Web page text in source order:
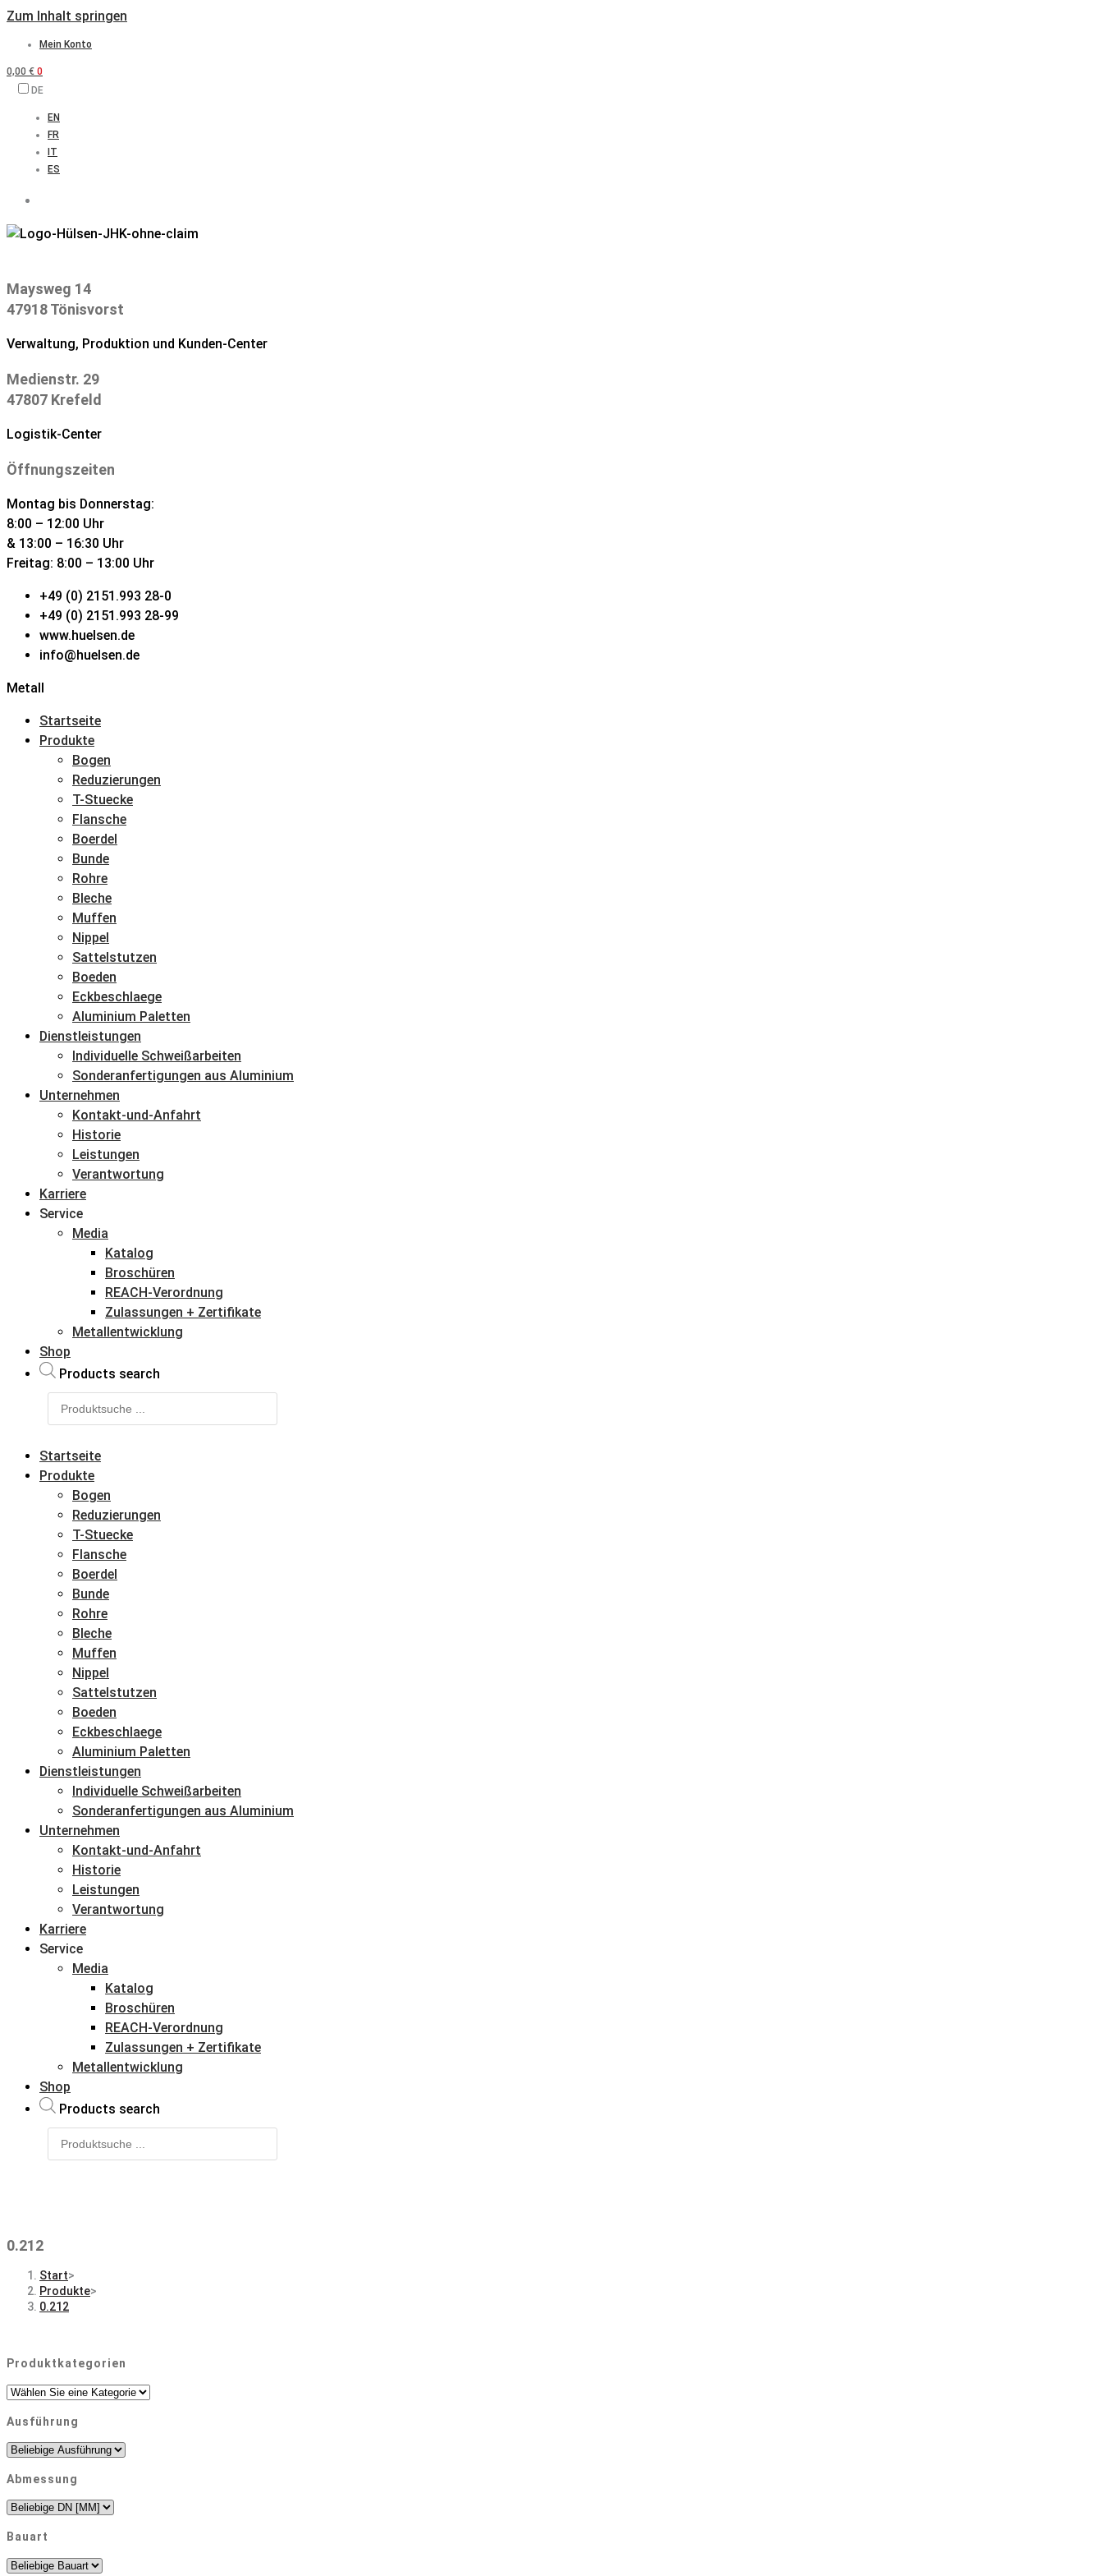
Zum Inhalt springen
Mein Konto
0,00 € 0
DE
EN
FR
IT
ES
Maysweg 14
47918 Tönisvorst
Verwaltung, Produktion und Kunden-Center
Medienstr. 29
47807 Krefeld
Logistik-Center
Öffnungszeiten
Montag bis Donnerstag:
8:00 – 12:00 Uhr
& 13:00 – 16:30 Uhr
Freitag: 8:00 – 13:00 Uhr
+49 (0) 2151.993 28-0
+49 (0) 2151.993 28-99
www.huelsen.de
info@huelsen.de
Metall
Startseite
Produkte
Bogen
Reduzierungen
T-Stuecke
Flansche
Boerdel
Bunde
Rohre
Bleche
Muffen
Nippel
Sattelstutzen
Boeden
Eckbeschlaege
Aluminium Paletten
Dienstleistungen
Individuelle Schweißarbeiten
Sonderanfertigungen aus Aluminium
Unternehmen
Kontakt-und-Anfahrt
Historie
Leistungen
Verantwortung
Karriere
Service
Media
Katalog
Broschüren
REACH-Verordnung
Zulassungen + Zertifikate
Metallentwicklung
Shop
Products search
Startseite
Produkte
Bogen
Reduzierungen
T-Stuecke
Flansche
Boerdel
Bunde
Rohre
Bleche
Muffen
Nippel
Sattelstutzen
Boeden
Eckbeschlaege
Aluminium Paletten
Dienstleistungen
Individuelle Schweißarbeiten
Sonderanfertigungen aus Aluminium
Unternehmen
Kontakt-und-Anfahrt
Historie
Leistungen
Verantwortung
Karriere
Service
Media
Katalog
Broschüren
REACH-Verordnung
Zulassungen + Zertifikate
Metallentwicklung
Shop
Products search
0.212
Start>
Produkte>
0.212
Produktkategorien
Ausführung
Abmessung
Bauart